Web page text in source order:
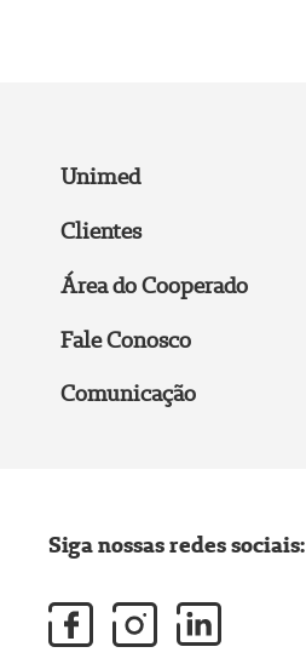
Unimed
Clientes
Área do Cooperado
Fale Conosco
Comunicação
Siga nossas redes sociais: